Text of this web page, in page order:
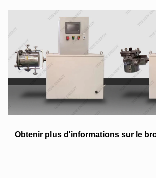
Obtenir plus d'informations sur le